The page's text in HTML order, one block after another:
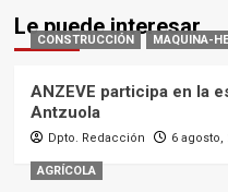
Le puede interesar
CONSTRUCCIÓN MAQUINA-
ANZEVE participa en la
Antzuola
Dpto. Redacción 6 agosto,
AGRÍCOLA